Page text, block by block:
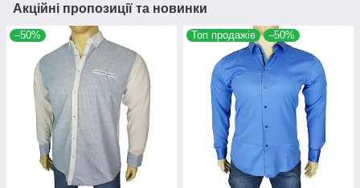
Акційні пропозиції та новинки
–50% Топ продажів –50%